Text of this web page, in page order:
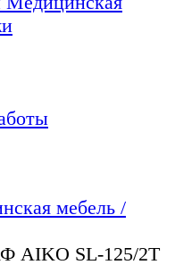
мебель /
SL-125/2Т